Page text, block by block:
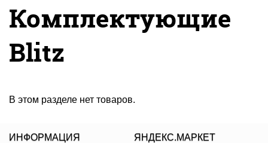
Комплектующие
Blitz
В этом разделе нет товаров.
ИНФОРМАЦИЯ ЯНДЕКС.МАРКЕТ